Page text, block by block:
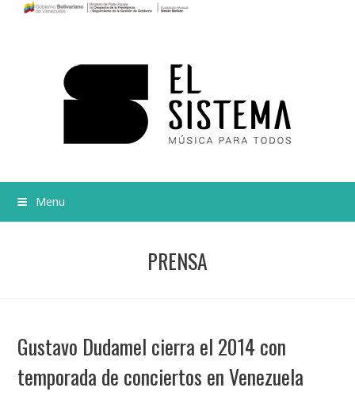
Menu
PRENSA
Gustavo Dudamel cierra el 2014 con
temporada de conciertos en Venezuela